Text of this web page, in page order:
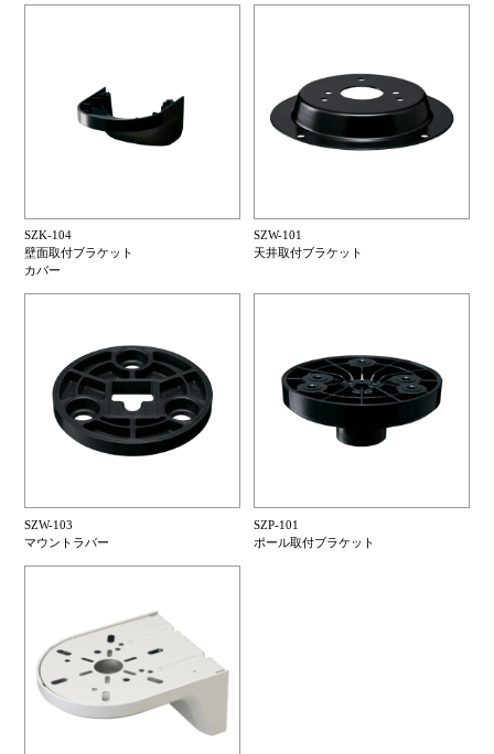
SZK-104
壁面取付ブラケット
カバー
SZW-101
天井取付ブラケット
SZW-103
マウントラバー
SZP-101
ポール取付ブラケット